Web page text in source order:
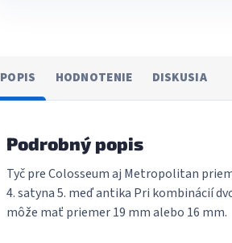
POPIS HODNOTENIE DISKUSIA
Podrobný popis
Tyč pre Colosseum aj Metropolitan
4. satyna 5. meď antika Pri kombinácií
môže mať priemer 19 mm alebo 16 mm.